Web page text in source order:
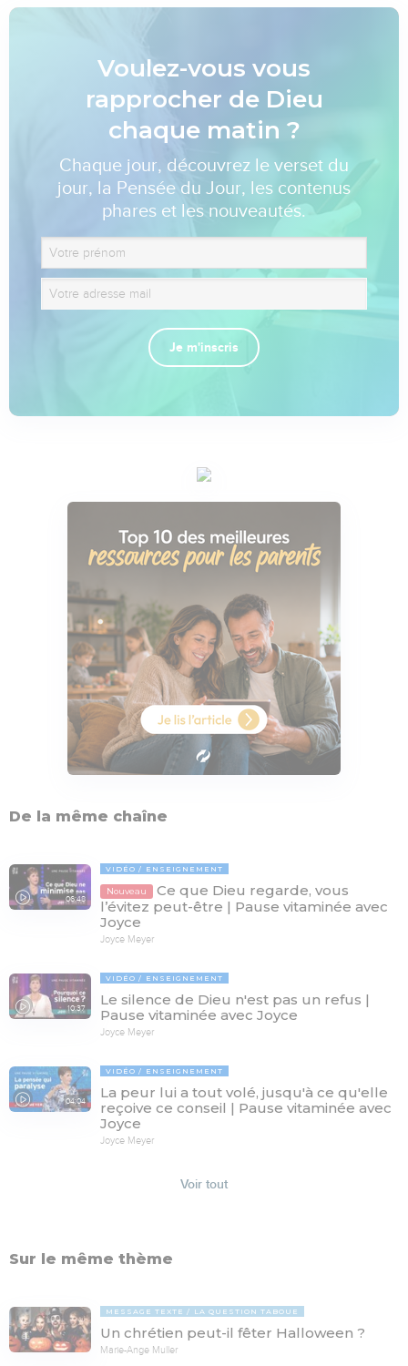
Voulez-vous vous
rapprocher de Dieu
chaque matin ?
Chaque jour, découvrez le verset du
jour, la Pensée du Jour, les contenus
phares et les nouveautés.
Je m'inscris
De la même chaîne
06:48
VIDÉO ENSEIGNEMENT
Nouveau
Ce que Dieu regarde, vous
l’évitez peut-être | Pause vitaminée avec
Joyce
Joyce Meyer
10:37
VIDÉO ENSEIGNEMENT
Le silence de Dieu n'est pas un refus |
Pause vitaminée avec Joyce
Joyce Meyer
04:04
VIDÉO ENSEIGNEMENT
La peur lui a tout volé, jusqu'à ce qu'elle
reçoive ce conseil | Pause vitaminée avec
Joyce
Joyce Meyer
Voir tout
Sur le même thème
MESSAGE TEXTE LA QUESTION TABOUE
Un chrétien peut-il fêter Halloween ?
Marie-Ange Muller